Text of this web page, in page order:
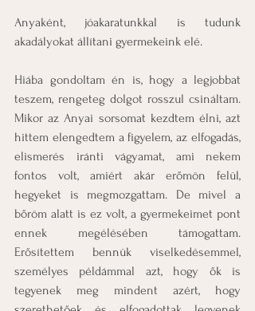
Anyaként, jóakaratunkkal is tudunk
akadályokat állítani gyermekeink elé.
Hiába gondoltam én is, hogy a legjobbat
teszem, rengeteg dolgot rosszul csináltam.
Mikor az Anyai sorsomat kezdtem élni, azt
hittem elengedtem a figyelem, az elfogadás,
elismerés iránti vágyamat, ami nekem
fontos volt, amiért akár erőmön felül,
hegyeket is megmozgattam. De mivel a
bőröm alatt is ez volt, a gyermekeimet pont
ennek megélésében támogattam.
Erősítettem bennük viselkedésemmel,
személyes példámmal azt, hogy ők is
tegyenek meg mindent azért, hogy